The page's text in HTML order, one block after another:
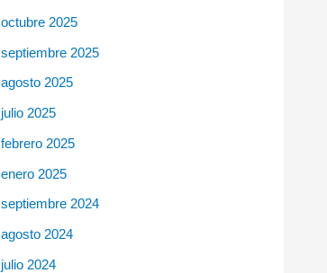
octubre 2025
septiembre 2025
agosto 2025
julio 2025
febrero 2025
enero 2025
septiembre 2024
agosto 2024
julio 2024